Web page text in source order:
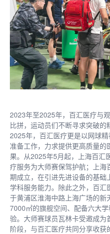
2023年至2025年，百汇医疗与
比拼，运动员们不断寻求突破的
2025年，百汇医疗更是以网球
准备工作，力求提供更高质量
果。从2025年5月起，上海百汇
疗服务为大师赛保驾护航；上
期成立，在引进先进设备的基
学科服务能力。除此之外，百
于黄浦区淮海中路上海广场的
7000㎡的旗舰空间、配备六大
验。大师赛球员瓦林卡受邀成
阶段，与百汇医疗共同分享收获